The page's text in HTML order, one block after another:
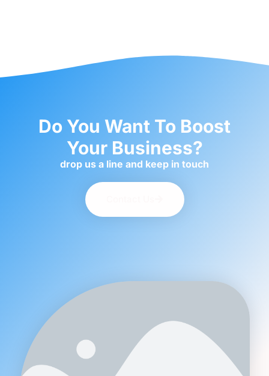
Do You Want To Boost
Your Business?
drop us a line and keep in touch